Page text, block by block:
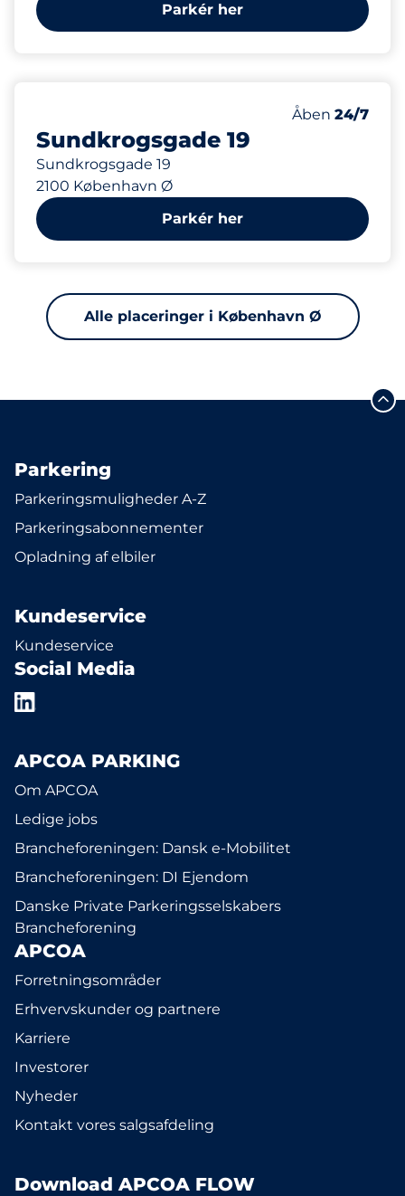
Parkér her
Sundkrogsgade 19
Sundkrogsgade 19
2100 København Ø
Antal
Antal pladser
75
Lørdag
Åben 24/7
Parkér her
Alle placeringer i København Ø
Parkering
Parkeringsmuligheder A-Z
Parkeringsabonnementer
Opladning af elbiler
Kundeservice
Kundeservice
Social Media
APCOA PARKING
Om APCOA
Ledige jobs
Brancheforeningen: Dansk e-Mobilitet
Brancheforeningen: DI Ejendom
Danske Private Parkeringsselskabers
Brancheforening
APCOA
Forretningsområder
Erhvervskunder og partnere
Karriere
Investorer
Nyheder
Kontakt vores salgsafdeling
Download APCOA FLOW